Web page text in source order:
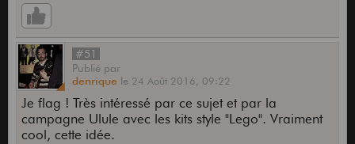
#51
Publié par
denrique le 24 Août 2016, 09:22
Je flag ! Très intéressé par ce sujet et par la
campagne Ulule avec les kits style "Lego". Vraiment
cool, cette idée.